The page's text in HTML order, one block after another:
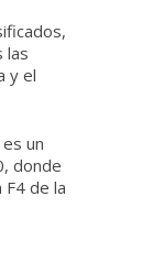
las
y el
un
donde
de la